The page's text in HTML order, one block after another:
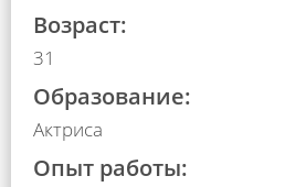
Возраст:
31
Образование:
Актриса
Опыт работы: